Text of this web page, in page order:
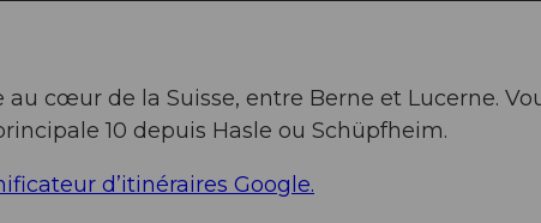
cœur de la Suisse, entre Berne et Lucerne.
10 depuis Hasle ou Schüpfheim.
d’itinéraires Google.